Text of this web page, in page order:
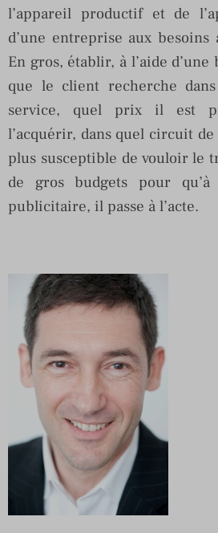
l’appareil productif et de
d’une entreprise aux
En gros, établir, à l’aide d’une
que le client recherche
service, quel prix il est
l’acquérir, dans quel circuit
plus susceptible de vouloir le
de gros budgets pour
publicitaire, il passe à l’acte.